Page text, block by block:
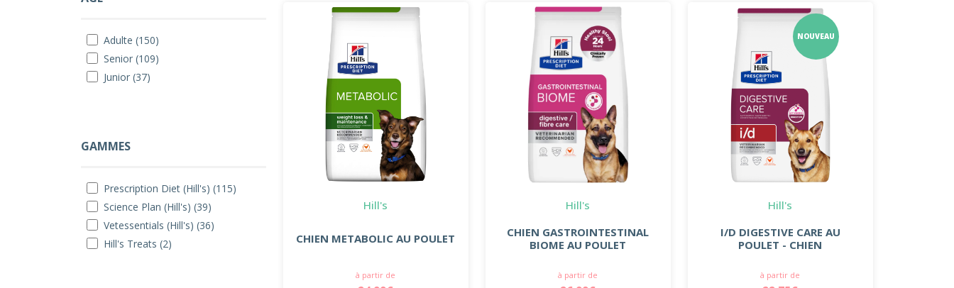
Adulte (150)
Senior (109)
Junior (37)
GAMMES
Prescription Diet (Hill's) (115)
Science Plan (Hill's) (39)
Vetessentials (Hill's) (36)
Hill's Treats (2)
Hill's
CHIEN METABOLIC AU POULET
à partir de
Hill's
CHIEN GASTROINTESTINAL
BIOME AU POULET
à partir de
NOUVEAU
Hill's
I/D DIGESTIVE CARE AU
POULET - CHIEN
à partir de